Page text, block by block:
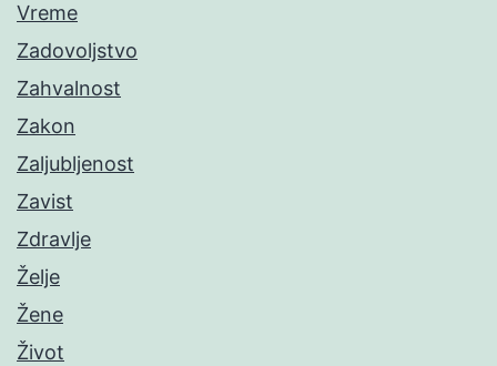
Vreme
Zadovoljstvo
Zahvalnost
Zakon
Zaljubljenost
Zavist
Zdravlje
Želje
Žene
Život